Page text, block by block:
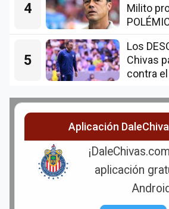
4
Milito
5
Los
Chivas
contra el
Aplicación
aplicación